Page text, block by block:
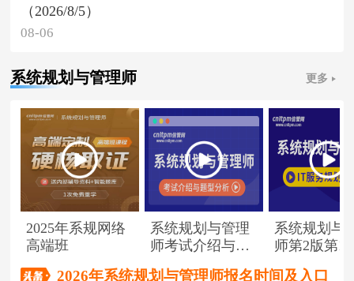
（2026/8/5）
08-06
系统规划与管理师 更多
2025年系规网络
高端班
系统规划与管理
师考试介绍与题
系统规划与
师第2版第1
2026年系统规划与管理师报名时间及入口